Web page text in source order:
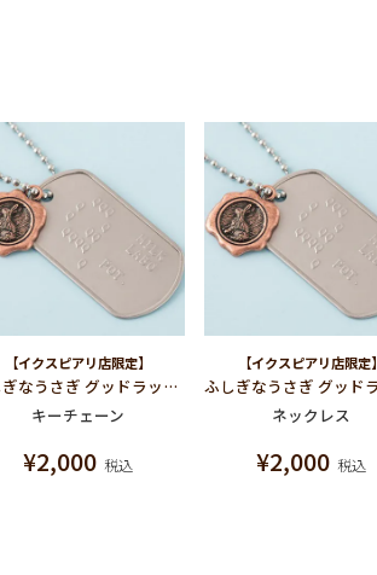
【イクスピアリ店限定】
ふしぎなうさぎ グッドラックタグ キーチェーン
キーチェーン
¥2,000 税込
【イクスピアリ店限定】
ネックレス
¥2,000 税込